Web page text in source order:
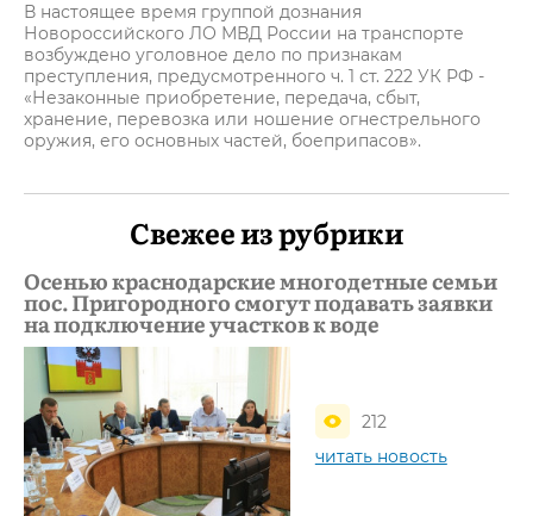
В настоящее время группой дознания
Новороссийского ЛО МВД России на транспорте
возбуждено уголовное дело по признакам
преступления, предусмотренного ч. 1 ст. 222 УК РФ -
«Незаконные приобретение, передача, сбыт,
хранение, перевозка или ношение огнестрельного
оружия, его основных частей, боеприпасов».
Свежее из рубрики
Осенью краснодарские многодетные семьи
пос. Пригородного смогут подавать заявки
на подключение участков к воде
212
читать новость